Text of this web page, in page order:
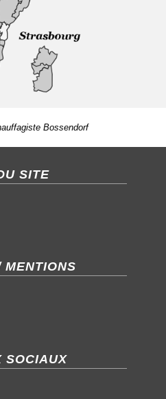
Bossendorf
SITE
MENTIONS
SOCIAUX